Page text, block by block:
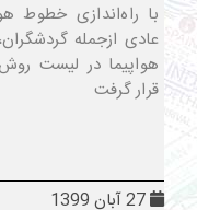
با راه‌اندازی خطوط
عادی ازجمله
هواپیما در لیست
قرار گرفت